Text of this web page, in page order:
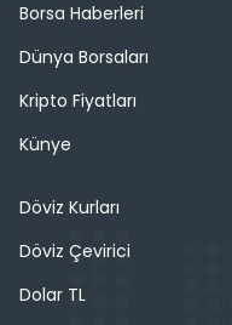
Borsa Haberleri
Dünya Borsaları
Kripto Fiyatları
Künye
Döviz Kurları
Döviz Çevirici
Dolar TL